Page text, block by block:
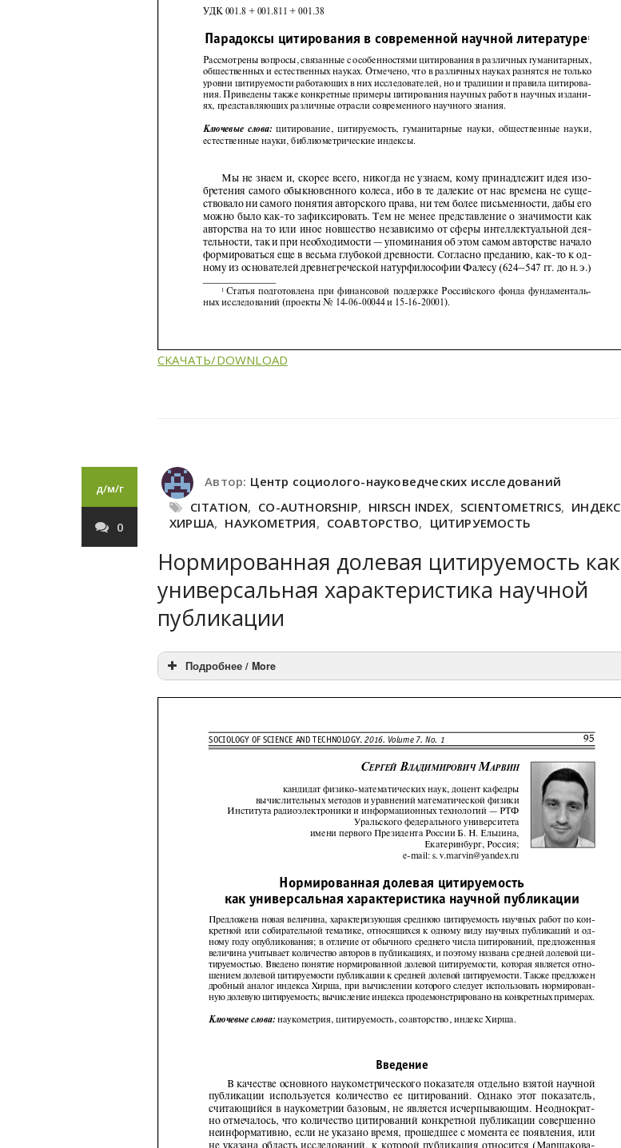
СКАЧАТЬ/DOWNLOAD
д/м/г
0
Автор: Центр социолого-науковедческих исследований
CITATION, CO-AUTHORSHIP, HIRSCH INDEX, SCIENTOMETRICS, ИНДЕКС
ХИРША, НАУКОМЕТРИЯ, СОАВТОРСТВО, ЦИТИРУЕМОСТЬ
Нормированная долевая цитируемость как
универсальная характеристика научной
публикации
Подробнее / More